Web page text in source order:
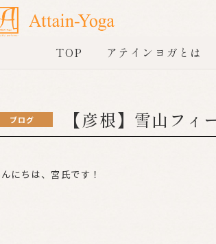
TOP アテインヨガとは
ブログ 【彦根】雪山フィ
にちは、宮氏です！